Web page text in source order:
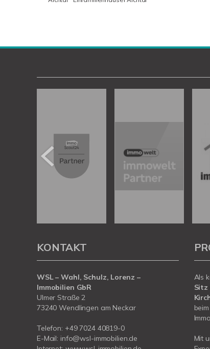
KONTAKT
WSL – Wahl, Schulz, Lorenz –
Immobilien GbR
Ulmer Straße 2
73240 Wendlingen am Neckar
Telefon: +49 7024 40819-0
E-Mail: info@wsl-immobilien.de
Als
Sitz
Mit